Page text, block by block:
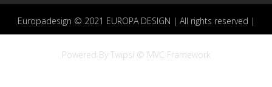
Europadesign © 2021 EUROPA DESIGN | All rights reserved |
Powered By Twipsi © MVC Framework